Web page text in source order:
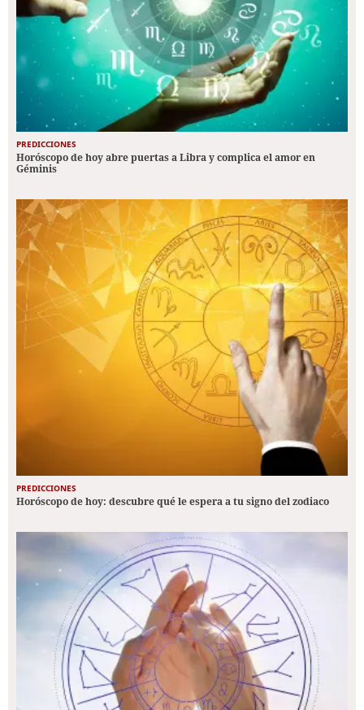
PREDICCIONES
Horóscopo de hoy abre puertas a Libra y complica el amor en
Géminis
PREDICCIONES
Horóscopo de hoy: descubre qué le espera a tu signo del zodiaco